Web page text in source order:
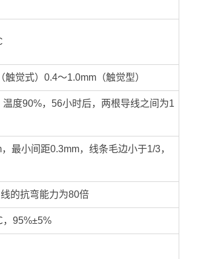
觉式）0.4～1.0mm（触觉型）
度90%，56小时后，两根导线之间为1
最小间距0.3mm，线条毛边小于1/3，
的抗弯能力为80倍
95%±5%